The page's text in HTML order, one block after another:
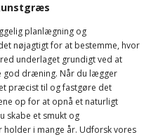
planlægning og
nøjagtigt for at bestemme, hvor
underlaget grundigt ved at
god dræning. Når du lægger
præcist til og fastgøre det
op for at opnå et naturligt
skabe et smukt og
i mange år. Udforsk vores